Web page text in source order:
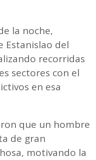
la noche,
Estanislao del
recorridas
sectores con el
en esa
que un hombre
de gran
motivando la